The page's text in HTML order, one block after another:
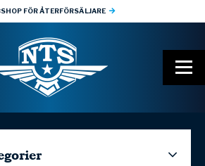
FÖR ÅTERFÖRSÄLJARE